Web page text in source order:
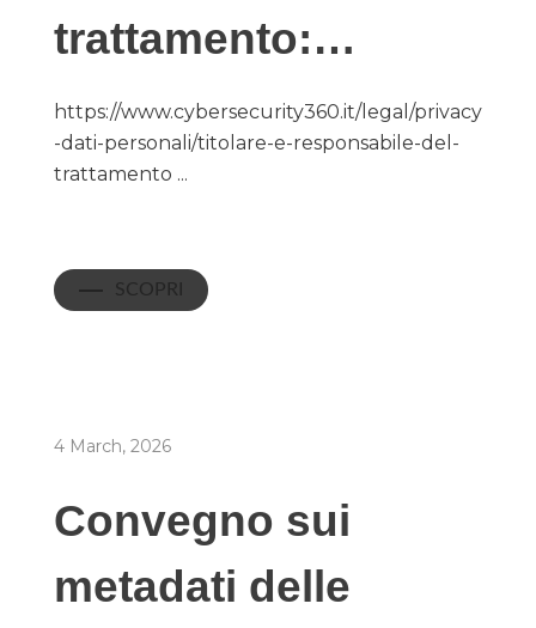
trattamento:…
https://www.cybersecurity360.it/legal/privacy
-dati-personali/titolare-e-responsabile-del-
trattamento ...
SCOPRI
4 March, 2026
Convegno sui
metadati delle